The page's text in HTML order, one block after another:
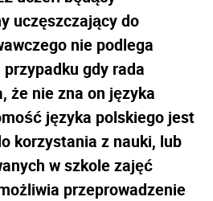
uczęszczający do
nie podlega
gdy rada
że nie zna on języka
języka polskiego jest
korzystania z nauki, lub
w szkole zajęć
przeprowadzenie